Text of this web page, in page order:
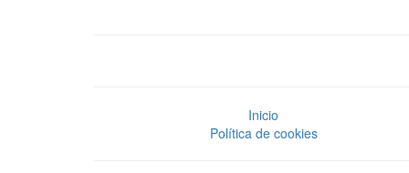
Inicio
Política de cookies